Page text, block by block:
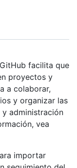
facilita que
proyectos y
a colaborar,
y organizar las
administración
vea
importar